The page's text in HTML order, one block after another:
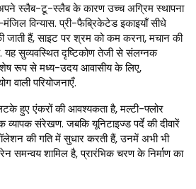
स्लैब-टू-स्लैब के कारण उच्च अग्रिम स्थापना
विन्यास. प्री-फैब्रिकेटेड इकाइयाँ सीधे
जाती हैं, साइट पर श्रम को कम करना, मचान की
सुव्यवस्थित दृष्टिकोण तेजी से संलग्नक
रूप से मध्य-उदय आवासीय के लिए,
वाली परियोजनाएँ.
लटके हुए एंकरों की आवश्यकता है, मल्टी-फ्लोर
संरेखण. जबकि यूनिटाइज्ड पर्दे की दीवारें
की गति में सुधार करती हैं, उनमें अभी भी
समन्वय शामिल है, प्रारंभिक चरण के निर्माण का